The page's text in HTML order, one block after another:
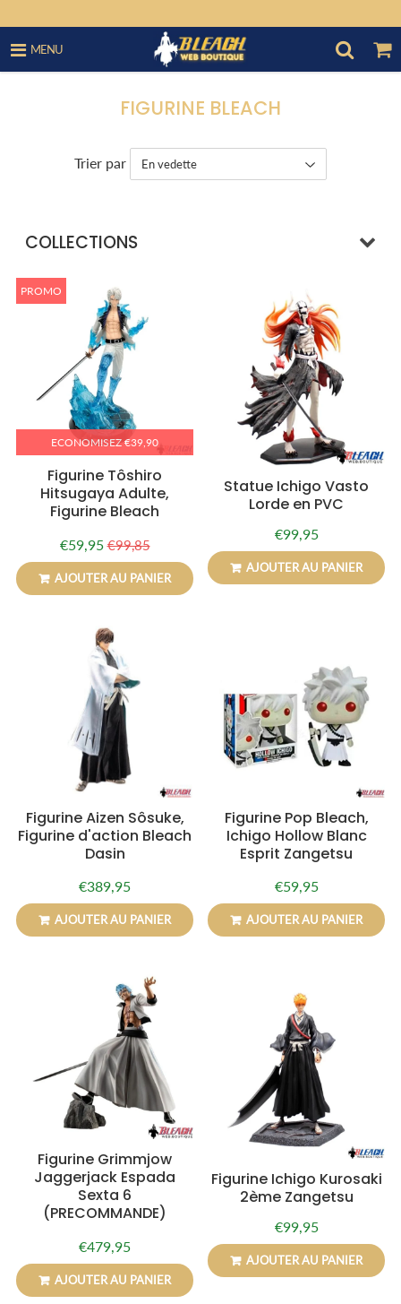
MENU
FIGURINE BLEACH
Trier par
COLLECTIONS
PROMO
ECONOMISEZ €39,90
Figurine Tôshiro
Hitsugaya Adulte,
Figurine Bleach
Prix
réduit
€59,95 €59,95
Prix
régulier
€99,85€99,85
AJOUTER AU PANIER
Statue Ichigo Vasto
Lorde en PVC
Prix
régulier
€99,95€99,95
AJOUTER AU PANIER
Figurine Aizen Sôsuke,
Figurine d'action Bleach
Dasin
Prix
régulier
€389,95
AJOUTER AU PANIER
Figurine Pop Bleach,
Ichigo Hollow Blanc
Esprit Zangetsu
Prix
régulier
€59,95€59,95
AJOUTER AU PANIER
Figurine Grimmjow
Jaggerjack Espada
Sexta 6
(PRECOMMANDE)
Prix
régulier
€479,95
AJOUTER AU PANIER
Figurine Ichigo Kurosaki
2ème Zangetsu
Prix
régulier
€99,95€99,95
AJOUTER AU PANIER